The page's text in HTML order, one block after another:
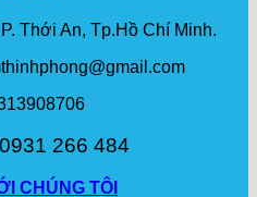
Thới An, Tp.Hồ Chí Minh.
266 484
CHÚNG TÔI